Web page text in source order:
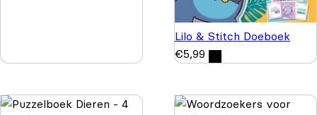
Lilo & Stitch Doeboek
€5,99